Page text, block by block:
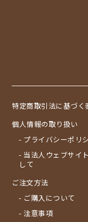
特定商取引法に基づく
個人情報の取り扱い
- プライバシーポリ
- 当法人ウェブサイ
して
ご注文方法
- ご購入について
- 注意事項